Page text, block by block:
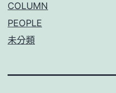
COLUMN
PEOPLE
未分類